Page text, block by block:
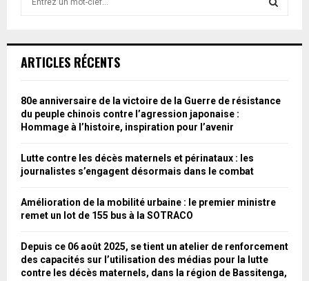
h
o
r
:
ARTICLES RÉCENTS
80e anniversaire de la victoire de la Guerre de résistance
du peuple chinois contre l’agression japonaise :
Hommage à l’histoire, inspiration pour l’avenir
Lutte contre les décès maternels et périnataux : les
journalistes s’engagent désormais dans le combat
Amélioration de la mobilité urbaine : le premier ministre
remet un lot de 155 bus à la SOTRACO
Depuis ce 06 août 2025, se tient un atelier de renforcement
des capacités sur l’utilisation des médias pour la lutte
contre les décès maternels, dans la région de Bassitenga,